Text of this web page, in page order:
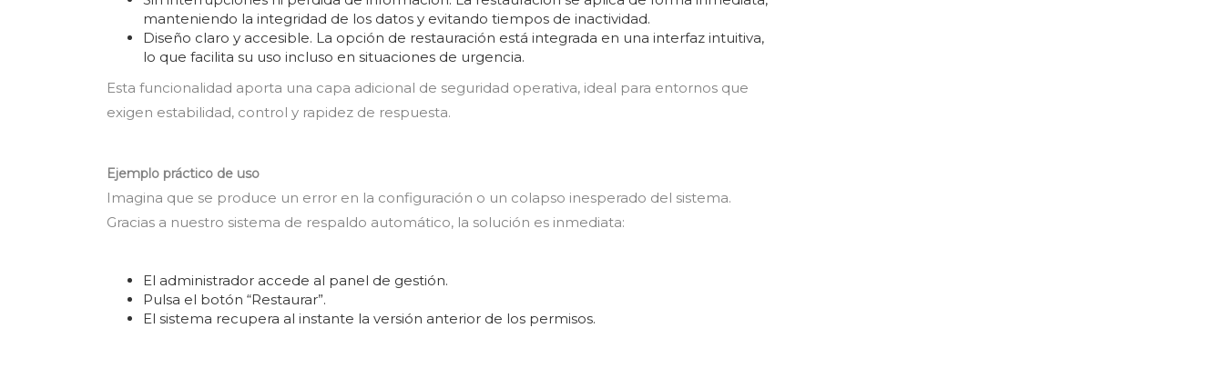
manteniendo la integridad de los datos y evitando tiempos de inactividad.
Diseño claro y accesible. La opción de restauración está integrada en una interfaz intuitiva,
lo que facilita su uso incluso en situaciones de urgencia.
Esta funcionalidad aporta una capa adicional de seguridad operativa, ideal para entornos que
exigen estabilidad, control y rapidez de respuesta.
Ejemplo práctico de uso
Imagina que se produce un error en la configuración o un colapso inesperado del sistema.
Gracias a nuestro sistema de respaldo automático, la solución es inmediata:
El administrador accede al panel de gestión.
Pulsa el botón “Restaurar”.
El sistema recupera al instante la versión anterior de los permisos.